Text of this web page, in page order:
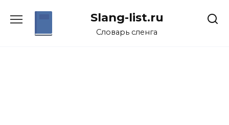
Slang-list.ru
Словарь сленга